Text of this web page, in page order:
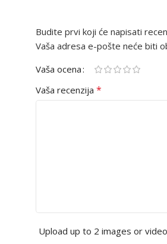
Budite prvi koji će napisati
Vaša adresa e-pošte neće biti
Vaša ocena
Vaša recenzija *
Upload up to 2 images or